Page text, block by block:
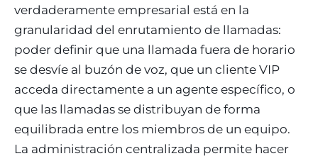
verdaderamente empresarial está en la
granularidad del enrutamiento de llamadas:
poder definir que una llamada fuera de horario
se desvíe al buzón de voz, que un cliente VIP
acceda directamente a un agente específico, o
que las llamadas se distribuyan de forma
equilibrada entre los miembros de un equipo.
La administración centralizada permite hacer